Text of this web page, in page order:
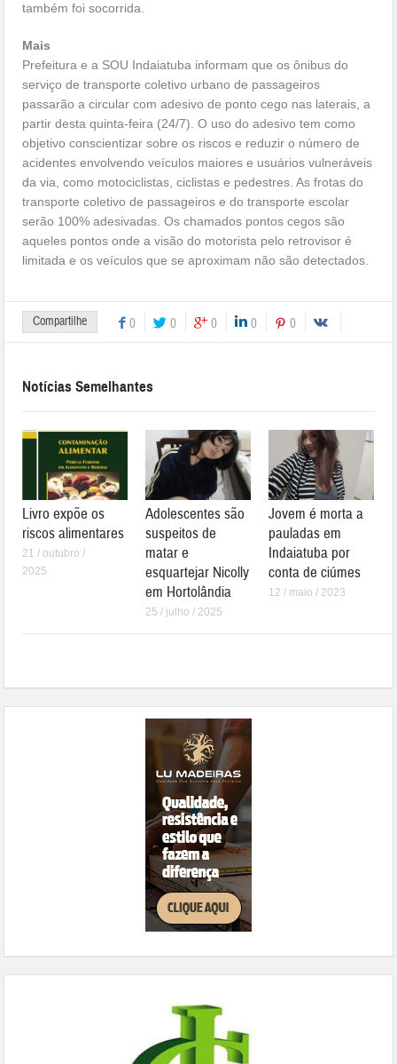
também foi socorrida.
Mais
Prefeitura e a SOU Indaiatuba informam que os ônibus do
serviço de transporte coletivo urbano de passageiros
passarão a circular com adesivo de ponto cego nas laterais, a
partir desta quinta-feira (24/7). O uso do adesivo tem como
objetivo conscientizar sobre os riscos e reduzir o número de
acidentes envolvendo veículos maiores e usuários vulneráveis
da via, como motociclistas, ciclistas e pedestres. As frotas do
transporte coletivo de passageiros e do transporte escolar
serão 100% adesivadas. Os chamados pontos cegos são
aqueles pontos onde a visão do motorista pelo retrovisor é
limitada e os veículos que se aproximam não são detectados.
Compartilhe 0 0 0 0 0
Notícias Semelhantes
Livro expõe os
riscos alimentares
21 / outubro /
2025
Adolescentes são
suspeitos de
matar e
esquartejar Nicolly
em Hortolândia
25 / julho / 2025
Jovem é morta a
pauladas em
Indaiatuba por
conta de ciúmes
12 / maio / 2023